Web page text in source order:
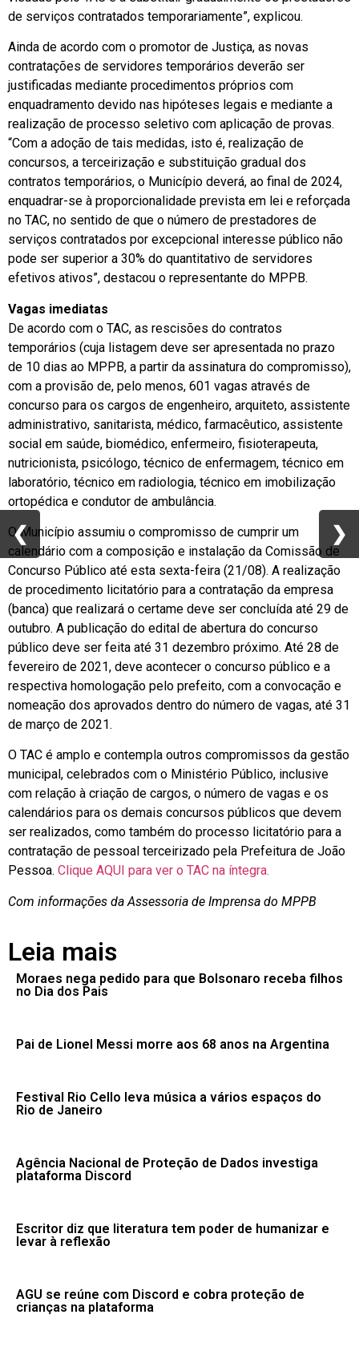
de serviços contratados temporariamente”, explicou.
Ainda de acordo com o promotor de Justiça, as novas
contratações de servidores temporários deverão ser
justificadas mediante procedimentos próprios com
enquadramento devido nas hipóteses legais e mediante a
realização de processo seletivo com aplicação de provas.
“Com a adoção de tais medidas, isto é, realização de
concursos, a terceirização e substituição gradual dos
contratos temporários, o Município deverá, ao final de 2024,
enquadrar-se à proporcionalidade prevista em lei e reforçada
no TAC, no sentido de que o número de prestadores de
serviços contratados por excepcional interesse público não
pode ser superior a 30% do quantitativo de servidores
efetivos ativos”, destacou o representante do MPPB.
Vagas imediatas
De acordo com o TAC, as rescisões do contratos
temporários (cuja listagem deve ser apresentada no prazo
de 10 dias ao MPPB, a partir da assinatura do compromisso),
com a provisão de, pelo menos, 601 vagas através de
concurso para os cargos de engenheiro, arquiteto, assistente
administrativo, sanitarista, médico, farmacêutico, assistente
social em saúde, biomédico, enfermeiro, fisioterapeuta,
nutricionista, psicólogo, técnico de enfermagem, técnico em
laboratório, técnico em radiologia, técnico em imobilização
ortopédica e condutor de ambulância.
O Município assumiu o compromisso de cumprir um
calendário com a composição e instalação da Comissão de
Concurso Público até esta sexta-feira (21/08). A realização
de procedimento licitatório para a contratação da empresa
(banca) que realizará o certame deve ser concluída até 29 de
outubro. A publicação do edital de abertura do concurso
público deve ser feita até 31 dezembro próximo. Até 28 de
fevereiro de 2021, deve acontecer o concurso público e a
respectiva homologação pelo prefeito, com a convocação e
nomeação dos aprovados dentro do número de vagas, até 31
de março de 2021.
O TAC é amplo e contempla outros compromissos da gestão
municipal, celebrados com o Ministério Público, inclusive
com relação à criação de cargos, o número de vagas e os
calendários para os demais concursos públicos que devem
ser realizados, como também do processo licitatório para a
contratação de pessoal terceirizado pela Prefeitura de João
Pessoa. Clique AQUI para ver o TAC na íntegra.
Com informações da Assessoria de Imprensa do MPPB
Leia mais
Moraes nega pedido para que Bolsonaro receba filhos
no Dia dos Pais
Pai de Lionel Messi morre aos 68 anos na Argentina
Festival Rio Cello leva música a vários espaços do
Rio de Janeiro
Agência Nacional de Proteção de Dados investiga
plataforma Discord
Escritor diz que literatura tem poder de humanizar e
levar à reflexão
AGU se reúne com Discord e cobra proteção de
crianças na plataforma
❮ ❯
❮ ❯